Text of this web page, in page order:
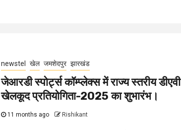
newstel खेल जमशेदपुर झारखंड
जेआरडी स्पोर्ट्स कॉम्प्लेक्स में राज्य स्तरीय डीएवी
खेलकूद प्रतियोगिता-2025 का शुभारंभ।
11 months ago Rishikant